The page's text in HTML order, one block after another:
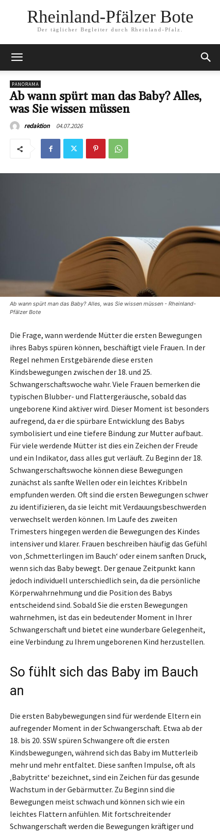
Rheinland-Pfälzer Bote
Der täglicher Begleiter durch Rheinland-Pfalz.
PANORAMA
Ab wann spürt man das Baby? Alles,
was Sie wissen müssen
redaktion 04.07.2026
Ab wann spürt man das Baby? Alles, was Sie wissen müssen - Rheinland-
Pfälzer Bote
Die Frage, wann werdende Mütter die ersten Bewegungen
ihres Babys spüren können, beschäftigt viele Frauen. In der
Regel nehmen Erstgebärende diese ersten
Kindsbewegungen zwischen der 18. und 25.
Schwangerschaftswoche wahr. Viele Frauen bemerken die
typischen Blubber- und Flattergeräusche, sobald das
ungeborene Kind aktiver wird. Dieser Moment ist besonders
aufregend, da er die spürbare Entwicklung des Babys
symbolisiert und eine tiefere Bindung zur Mutter aufbaut.
Für viele werdende Mütter ist dies ein Zeichen der Freude
und ein Indikator, dass alles gut verläuft. Zu Beginn der 18.
Schwangerschaftswoche können diese Bewegungen
zunächst als sanfte Wellen oder ein leichtes Kribbeln
empfunden werden. Oft sind die ersten Bewegungen schwer
zu identifizieren, da sie leicht mit Verdauungsbeschwerden
verwechselt werden können. Im Laufe des zweiten
Trimesters hingegen werden die Bewegungen des Kindes
intensiver und klarer. Frauen beschreiben häufig das Gefühl
von ‚Schmetterlingen im Bauch‘ oder einem sanften Druck,
wenn sich das Baby bewegt. Der genaue Zeitpunkt kann
jedoch individuell unterschiedlich sein, da die persönliche
Körperwahrnehmung und die Position des Babys
entscheidend sind. Sobald Sie die ersten Bewegungen
wahrnehmen, ist das ein bedeutender Moment in Ihrer
Schwangerschaft und bietet eine wunderbare Gelegenheit,
eine Verbindung zu Ihrem ungeborenen Kind herzustellen.
So fühlt sich das Baby im Bauch
an
Die ersten Babybewegungen sind für werdende Eltern ein
aufregender Moment in der Schwangerschaft. Etwa ab der
18. bis 20. SSW spüren Schwangere oft die ersten
Kindsbewegungen, während sich das Baby im Mutterleib
mehr und mehr entfaltet. Diese sanften Impulse, oft als
‚Babytritte‘ bezeichnet, sind ein Zeichen für das gesunde
Wachstum in der Gebärmutter. Zu Beginn sind die
Bewegungen meist schwach und können sich wie ein
leichtes Flattern anfühlen. Mit fortschreitender
Schwangerschaft werden die Bewegungen kräftiger und